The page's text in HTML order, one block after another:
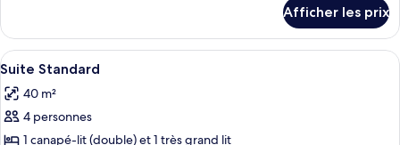
Grande
Suite
Grande
Suite
Afficher les prix
Afficher
toutes
les
photos
pour
Une chambre d’hôtel moderne
4
Suite Standard
40 m²
4 personnes
1 canapé-lit (double) et 1 très grand lit